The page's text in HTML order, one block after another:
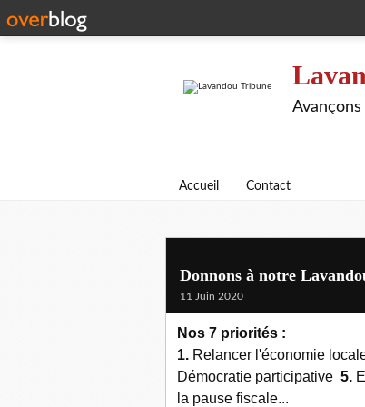
Accueil Contact
Donnons à notre
11 Juin 2020
Nos 7 priorités :
1. Relancer l'économie
Démocratie participative 5.
la pause fiscale...